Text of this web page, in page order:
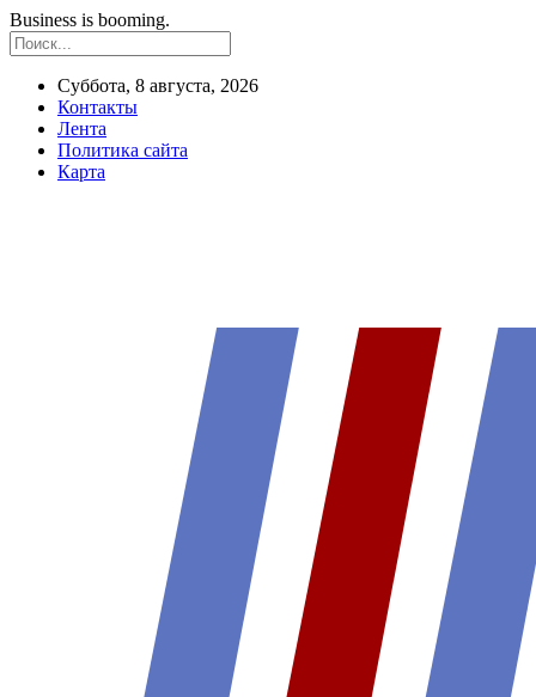
Business is booming.
Суббота, 8 августа, 2026
Контакты
Лента
Политика сайта
Карта